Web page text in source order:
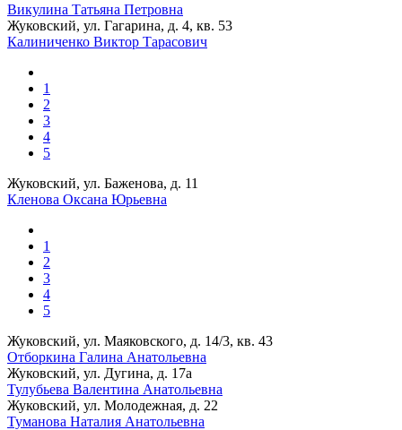
Викулина Татьяна Петровна
Жуковский, ул. Гагарина, д. 4, кв. 53
Калиниченко Виктор Тарасович
1
2
3
4
5
Жуковский, ул. Баженова, д. 11
Кленова Оксана Юрьевна
1
2
3
4
5
Жуковский, ул. Маяковского, д. 14/3, кв. 43
Отборкина Галина Анатольевна
Жуковский, ул. Дугина, д. 17а
Тулубьева Валентина Анатольевна
Жуковский, ул. Молодежная, д. 22
Туманова Наталия Анатольевна